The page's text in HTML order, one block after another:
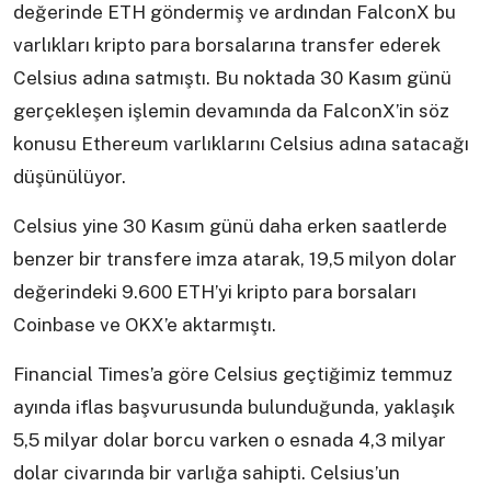
değerinde ETH göndermiş ve ardından FalconX bu
varlıkları kripto para borsalarına transfer ederek
Celsius adına satmıştı. Bu noktada 30 Kasım günü
gerçekleşen işlemin devamında da FalconX’in söz
konusu Ethereum varlıklarını Celsius adına satacağı
düşünülüyor.
Celsius yine 30 Kasım günü daha erken saatlerde
benzer bir transfere imza atarak, 19,5 milyon dolar
değerindeki 9.600 ETH’yi kripto para borsaları
Coinbase ve OKX’e aktarmıştı.
Financial Times’a göre Celsius geçtiğimiz temmuz
ayında iflas başvurusunda bulunduğunda, yaklaşık
5,5 milyar dolar borcu varken o esnada 4,3 milyar
dolar civarında bir varlığa sahipti. Celsius’un